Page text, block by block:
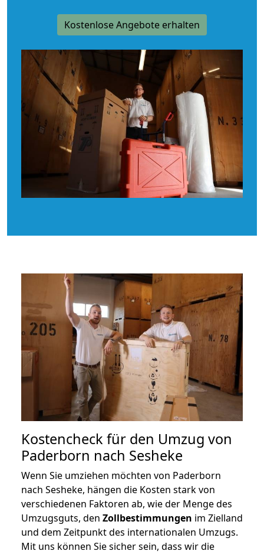
Kostenlose Angebote erhalten
Kostencheck für den Umzug von
Paderborn nach Sesheke
Wenn Sie umziehen möchten von Paderborn
nach Sesheke, hängen die Kosten stark von
verschiedenen Faktoren ab, wie der Menge des
Umzugsguts, den Zollbestimmungen im Zielland
und dem Zeitpunkt des internationalen Umzugs.
Mit uns können Sie sicher sein, dass wir die